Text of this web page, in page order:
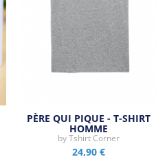
PÈRE QUI PIQUE - T-SHIRT
HOMME
byTshirt Corner
24,90 €